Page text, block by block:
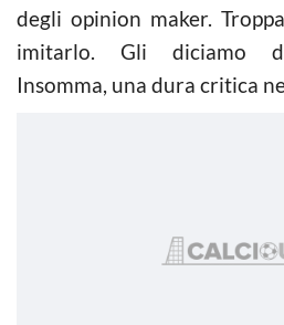
degli opinion maker.
imitarlo. Gli diciamo
Insomma, una dura critica